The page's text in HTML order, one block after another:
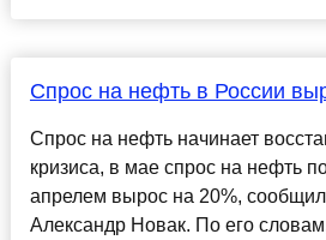
Спрос на нефть в России
Спрос на нефть начинает
кризиса, в мае спрос на нефть
апрелем вырос на 20%, сообщил
Александр Новак. По его